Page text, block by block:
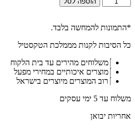
של
-
של
שבט
שמעון
מסדרת
השבטים
קנבס
*התמונות להמחשה בלבד.
כל הסיבות לקנות מממלכת הטקסטיל
משלוחים מהירים עד בית הלקוח
מוצרים איכותיים במחירי מפעל
רוב המוצרים מיוצרים בישראל
משלוח עד 5 ימי עסקים
אחריות יבואן